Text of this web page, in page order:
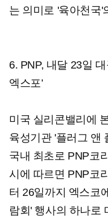
는 의미로 '육아천국'
6. PNP, 내달 23일
엑스포’
미국 실리콘밸리에
육성기관 '플러그 앤
국내 최초로 PNP코
시에 따르면 PNP코
터 26일까지 엑스코
람회' 행사의 하나로